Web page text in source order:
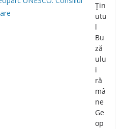
Țin
utu
l
Bu
ză
ulu
i
ră
mâ
ne
Ge
op